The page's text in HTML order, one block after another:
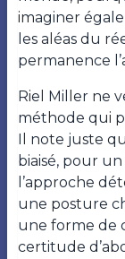
imaginer
les aléas du
permanence
Riel Miller ne
méthode qui
Il note juste
biaisé, pour un
l’approche
une posture
une forme de
certitude